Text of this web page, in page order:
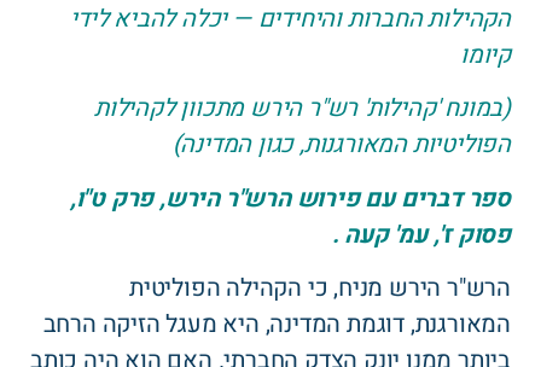
הקהילות החברות והיחידים — יכלה להביא לידי
קיומו
(במונח 'קהילות' רש"ר הירש מתכוון לקהילות
הפוליטיות המאורגנות, כגון המדינה)
ספר דברים עם פירוש הרש"ר הירש, פרק ט"ו,
פסוק ז', עמ' קעה .
הרש"ר הירש מניח, כי הקהילה הפוליטית
המאורגנת, דוגמת המדינה, היא מעגל הזיקה הרחב